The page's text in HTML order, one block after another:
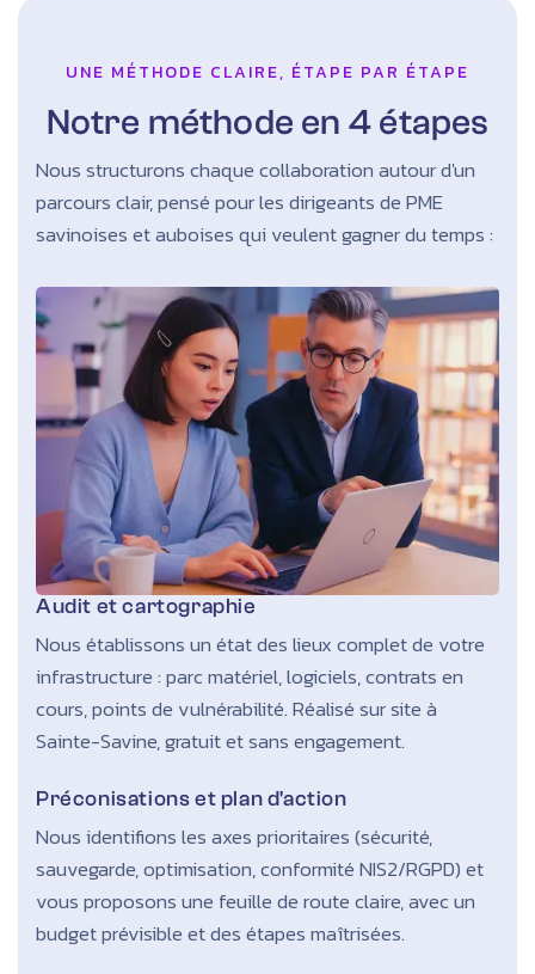
UNE MÉTHODE CLAIRE, ÉTAPE PAR ÉTAPE
Notre méthode en 4 étapes
Nous structurons chaque collaboration autour d'un
parcours clair, pensé pour les dirigeants de PME
savinoises et auboises qui veulent gagner du temps :
Audit et cartographie
Nous établissons un état des lieux complet de votre
infrastructure : parc matériel, logiciels, contrats en
cours, points de vulnérabilité. Réalisé sur site à
Sainte-Savine, gratuit et sans engagement.
Préconisations et plan d'action
Nous identifions les axes prioritaires (sécurité,
sauvegarde, optimisation, conformité NIS2/RGPD) et
vous proposons une feuille de route claire, avec un
budget prévisible et des étapes maîtrisées.